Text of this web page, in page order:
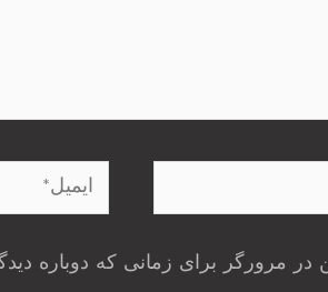
ایمیل*
در مرورگر برای زمانی که دوباره